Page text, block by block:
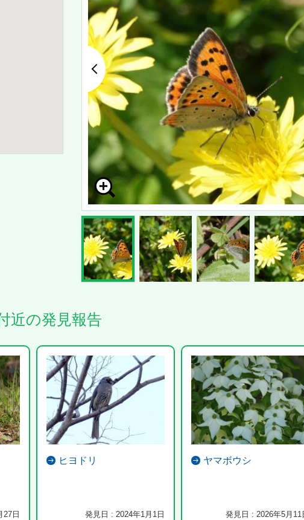
近の発見報告
27日
ヒヨドリ
発見日 : 2024年1月1日
ヤマボウシ
発見日 : 2026年5月11